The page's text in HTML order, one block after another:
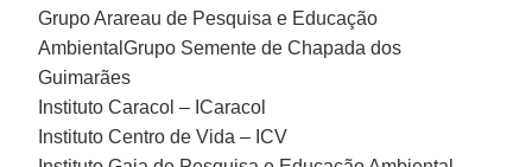
Grupo Arareau de Pesquisa e Educação
AmbientalGrupo Semente de Chapada dos
Guimarães
Instituto Caracol – ICaracol
Instituto Centro de Vida – ICV